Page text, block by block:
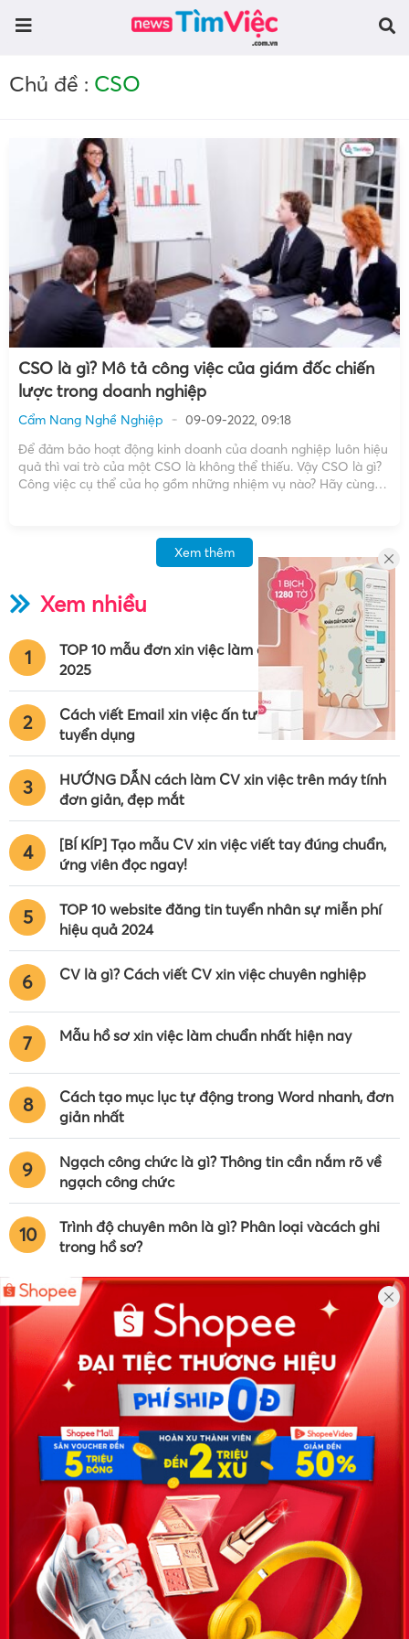
Chủ đề : CSO
CSO là gì? Mô tả công việc của giám đốc chiến
lược trong doanh nghiệp
Cẩm Nang Nghề Nghiệp
09-09-2022, 09:18
Để đảm bảo hoạt động kinh doanh của doanh nghiệp luôn hiệu
quả thì vai trò của một CSO là không thể thiếu. Vậy CSO là gì?
Công việc cụ thể của họ gồm những nhiệm vụ nào? Hãy cùng
Xem thêm
Xem nhiều
1
TOP 10 mẫu đơn xin việc làm chuẩn nhất năm
2025
2
Cách viết Email xin việc ấn tượng chinh phục nhà
tuyển dụng
3
HƯỚNG DẪN cách làm CV xin việc trên máy tính
đơn giản, đẹp mắt
4
[BÍ KÍP] Tạo mẫu CV xin việc viết tay đúng chuẩn,
ứng viên đọc ngay!
5
TOP 10 website đăng tin tuyển nhân sự miễn phí
hiệu quả 2024
6 CV là gì? Cách viết CV xin việc chuyên nghiệp
7 Mẫu hồ sơ xin việc làm chuẩn nhất hiện nay
8
Cách tạo mục lục tự động trong Word nhanh, đơn
giản nhất
9
Ngạch công chức là gì? Thông tin cần nắm rõ về
ngạch công chức
10
Trình độ chuyên môn là gì? Phân loại vàcách ghi
trong hồ sơ?
Công ty TNHH Eyeplus Online
Địa chỉ: Số 81, ngõ 68, đường Cầu Giấy, Tổ 05, Phường Quan
Hoa, Quận Cầu Giấy, TP Hà Nội, Việt Nam
SĐT: 0981 448 766
Email:hotro@timviec.com.vn
VỀ CHÚNG TÔI
News.timviec.com.vn là website cung cấp thông tin liên quan đến
nhân sự, nghề nghiệp do Timviec.com.vn vận hành nhằm giúp
doanh nghiệp, nhân sự tuyển dụng, người đi làm, người tìm việc
cập nhật thông tin và đáp ứng được mong muốn của mình.